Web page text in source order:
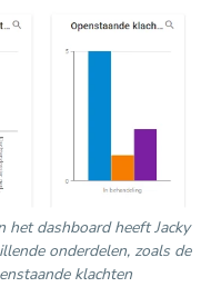
het dashboard heeft Jacky
onderdelen, zoals de
klachten